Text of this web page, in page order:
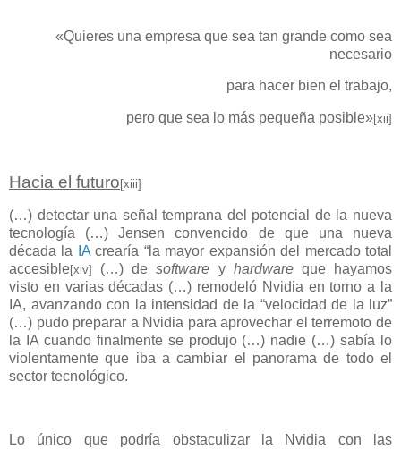
«Quieres una empresa que sea tan grande como sea
necesario
para hacer bien el trabajo,
pero que sea lo más pequeña posible»[xii]
Hacia el futuro [xiii]
(…) detectar una señal temprana del potencial de la nueva
tecnología (…) Jensen convencido de que una nueva
década la
IAcrearía “la mayor expansión del mercado total
accesible[xiv] (…) desoftware y hardwareque hayamos
visto en varias décadas (…) remodeló Nvidia en torno a la
IA, avanzando con la intensidad de la “velocidad de la luz”
(…) pudo preparar a Nvidia para aprovechar el terremoto de
la IA cuando finalmente se produjo (…) nadie (…) sabía lo
violentamente que iba a cambiar el panorama de todo el
sector tecnológico.
Lo único que podría obstaculizar la Nvidia con las